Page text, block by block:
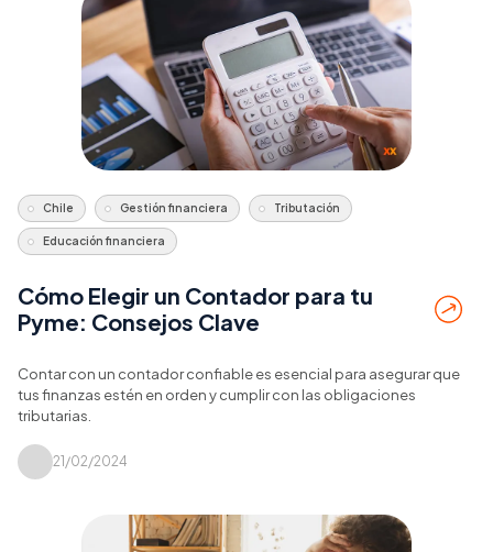
Chile Gestión financiera Tributación
Educación financiera
Cómo Elegir un Contador para tu
Pyme: Consejos Clave
Contar con un contador confiable es esencial para asegurar que
tus finanzas estén en orden y cumplir con las obligaciones
tributarias.
21/02/2024